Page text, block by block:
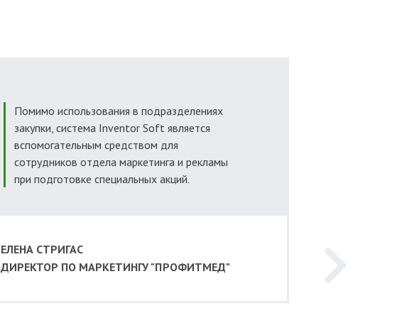
Помимо использования в подразделениях
закупки, система Inventor Soft является
вспомогательным средством для
сотрудников отдела маркетинга и рекламы
при подготовке специальных акций.
ЕЛЕНА СТРИГАС
ДИРЕКТОР ПО МАРКЕТИНГУ "ПРОФИТМЕД"